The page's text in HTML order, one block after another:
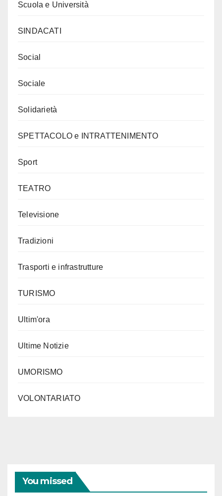
Scuola e Università
SINDACATI
Social
Sociale
Solidarietà
SPETTACOLO e INTRATTENIMENTO
Sport
TEATRO
Televisione
Tradizioni
Trasporti e infrastrutture
TURISMO
Ultim'ora
Ultime Notizie
UMORISMO
VOLONTARIATO
You missed